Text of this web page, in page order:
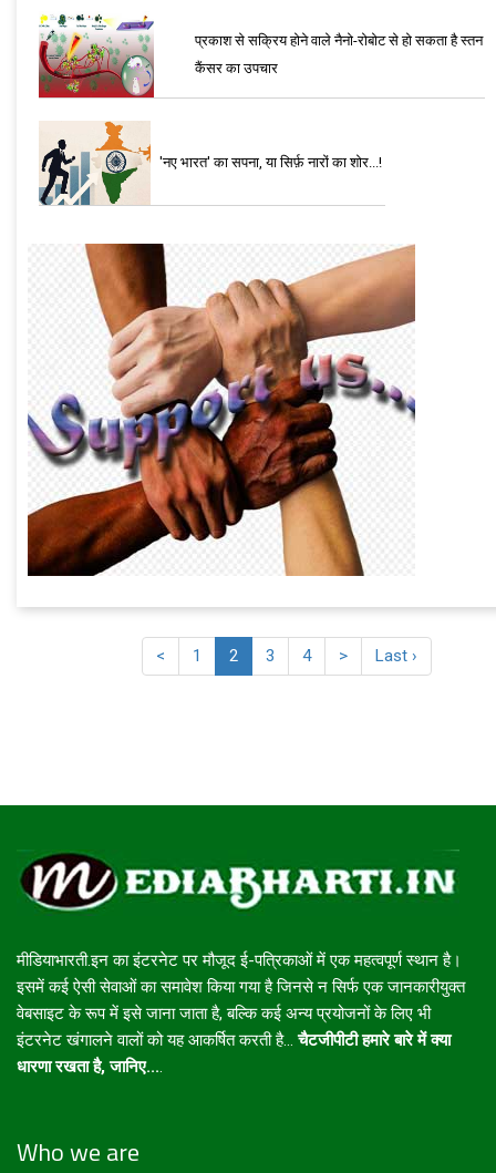
प्रकाश से सक्रिय होने वाले नैनो-रोबोट से हो सकता है स्तन
कैंसर का उपचार
'नए भारत' का सपना, या सिर्फ़ नारों का शोर...!
< 1 2 3 4 > Last ›
मीडियाभारती.इन का इंटरनेट पर मौजूद ई-पत्रिकाओं में एक महत्वपूर्ण स्थान है।
इसमें कई ऐसी सेवाओं का समावेश किया गया है जिनसे न सिर्फ एक जानकारीयुक्त
वेबसाइट के रूप में इसे जाना जाता है, बल्कि कई अन्य प्रयोजनों के लिए भी
इंटरनेट खंगालने वालों को यह आकर्षित करती है... चैटजीपीटी हमारे बारे में क्या
धारणा रखता है, जानिए....
Who we are